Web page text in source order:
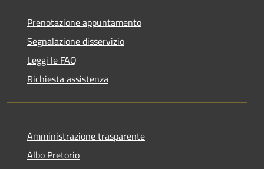
Prenotazione appuntamento
Segnalazione disservizio
Leggi le FAQ
Richiesta assistenza
Amministrazione trasparente
Albo Pretorio